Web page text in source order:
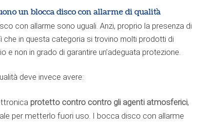
un blocca disco con allarme di qualità
con allarme sono uguali. Anzi, proprio la presenza di
che in questa categoria si trovino molti prodotti di
e non in grado di garantire un’adeguata protezione.
deve invece avere:
protetto contro contro gli agenti atmosferici,
per metterlo fuori uso. I bocca disco con allarme